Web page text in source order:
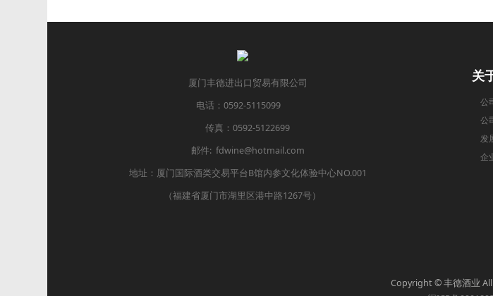
厦门丰德进出口贸易有限公司
电话：0592-5115099
传真：0592-5122699
邮件: fdwine@hotmail.com
地址：厦门国际酒类交易平台B馆内参文化体验中心NO.001
（福建省厦门市湖里区港中路1267号）
关
公
公
发
企
Copyright © 丰德酒业